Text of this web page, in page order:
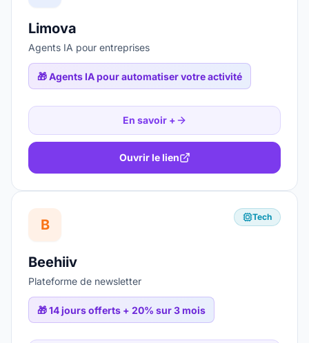
Limova
Agents IA pour entreprises
🎁Agents IA pour automatiser votre activité
En savoir +
Ouvrir le lien
B Tech
Beehiiv
Plateforme de newsletter
🎁14 jours offerts + 20% sur 3 mois